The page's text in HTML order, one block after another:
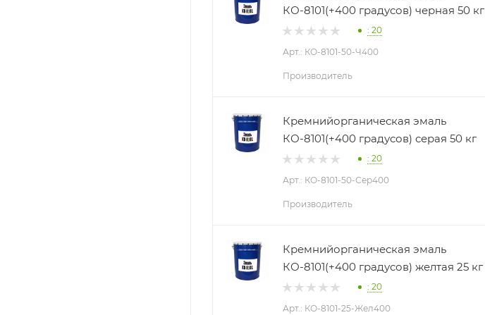
КО-8101(+400 градусов) черная 50 кг
: 20
Арт.: КО-8101-50-Ч400
Производитель
Кремнийорганическая эмаль
КО-8101(+400 градусов) серая 50 кг
: 20
Арт.: КО-8101-50-Сер400
Производитель
Кремнийорганическая эмаль
КО-8101(+400 градусов) желтая 25 кг
: 20
Арт.: КО-8101-25-Жел400